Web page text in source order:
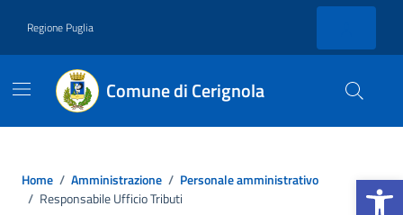
Apri la
Regione Puglia
Comune di Cerignola
Home / Amministrazione / Personale amministrativo
/ Responsabile Ufficio Tributi